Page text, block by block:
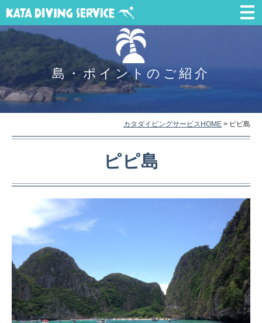
島・ポイントのご紹介
カタダイビングサービスHOME > ピピ島
ピピ島